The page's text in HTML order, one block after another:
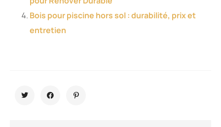
Bois pour piscine hors sol : durabilité, prix et
entretien